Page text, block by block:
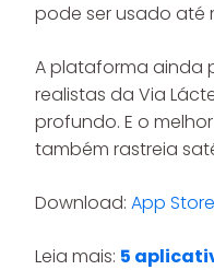
pode ser usado até
A plataforma ainda
realistas da Via
profundo. E o
também rastreia
Download: App Store
Leia mais: 5